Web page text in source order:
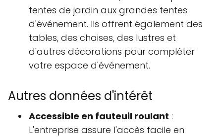
tentes de jardin aux grandes tentes
d'événement. Ils offrent également des
tables, des chaises, des lustres et
d'autres décorations pour compléter
votre espace d'événement.
Autres données d'intérêt
Accessible en fauteuil roulant :
L'entreprise assure l'accès facile en